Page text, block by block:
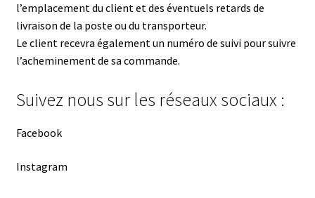
l’emplacement du client et des éventuels retards de
livraison de la poste ou du transporteur.
Le client recevra également un numéro de suivi pour suivre
l’acheminement de sa commande.
Suivez nous sur les réseaux sociaux :
Facebook
Instagram